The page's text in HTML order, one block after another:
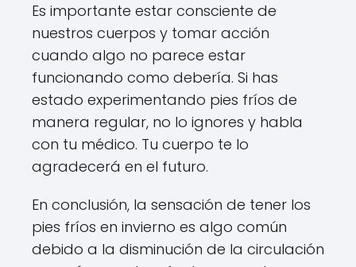
Es importante estar consciente de
nuestros cuerpos y tomar acción
cuando algo no parece estar
funcionando como debería. Si has
estado experimentando pies fríos de
manera regular, no lo ignores y habla
con tu médico. Tu cuerpo te lo
agradecerá en el futuro.
En conclusión, la sensación de tener los
pies fríos en invierno es algo común
debido a la disminución de la circulación